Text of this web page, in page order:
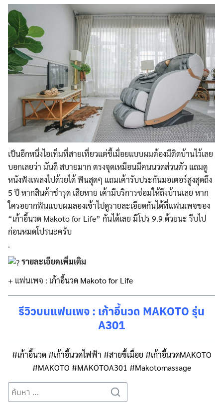
เป็นอีกหนึ่งไอเท็มที่สายเที่ยวแต่ขี้เมื่อยแบบผมต้องมีติดบ้านไว้เลย
บอกเลยว่า มันดี สบายมาก ตรงจุดเหมือนมีคนนวดส่วนตัว แถมดู
หนังฟังเพลงไปด้วยได้ ฟินสุดๆ แถมเค้ารับประกันมอเตอร์สูงสุดถึง
5 ปี หากสินค้าชำรุด เสียหาย เค้ามีบริการซ่อมให้ถึงบ้านเลย หาก
ใครอยากฟินแบบผมลองเข้าไปดูรายละเอียดกันได้ที่แฟนเพจของ
“เก้าอี้นวด Makoto for Life” กันได้เลย มีโปร 9.9 ด้วยนะ รีบไป
ก่อนหมดโปรนะครับ
.
รายละเอียดเพิ่มเติม
+ แฟนเพจ : เก้าอี้นวด Makoto for Life
รีวิวบนแฟนเพจ : เก้าอี้นวด MAKOTO รุ่น
A301
#เก้าอี้นวด #เก้าอี้นวดไฟฟ้า #สายขี้เมื่อย #เก้าอี้นวดMAKOTO
#MAKOTO #MAKOTOA301 #Makotomassage
Search
for:
Search